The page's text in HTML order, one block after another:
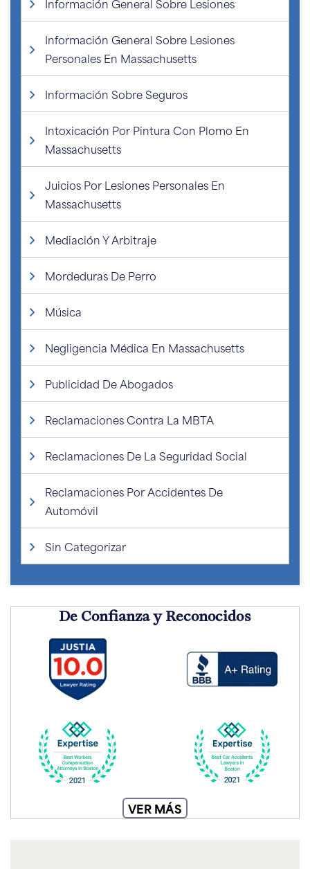
Información General Sobre Lesiones
Personales En Massachusetts
Información Sobre Seguros
Intoxicación Por Pintura Con Plomo En
Massachusetts
Juicios Por Lesiones Personales En
Massachusetts
Mediación Y Arbitraje
Mordeduras De Perro
Música
Negligencia Médica En Massachusetts
Publicidad De Abogados
Reclamaciones Contra La MBTA
Reclamaciones De La Seguridad Social
Reclamaciones Por Accidentes De
Automóvil
Sin Categorizar
De Confianza y Reconocidos
VER MÁS